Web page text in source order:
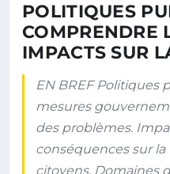
POLITIQUES
COMPRENDRE
IMPACTS SUR
EN BREF Politiques
mesures
des problèmes.
conséquences sur
citoyens. Domaines